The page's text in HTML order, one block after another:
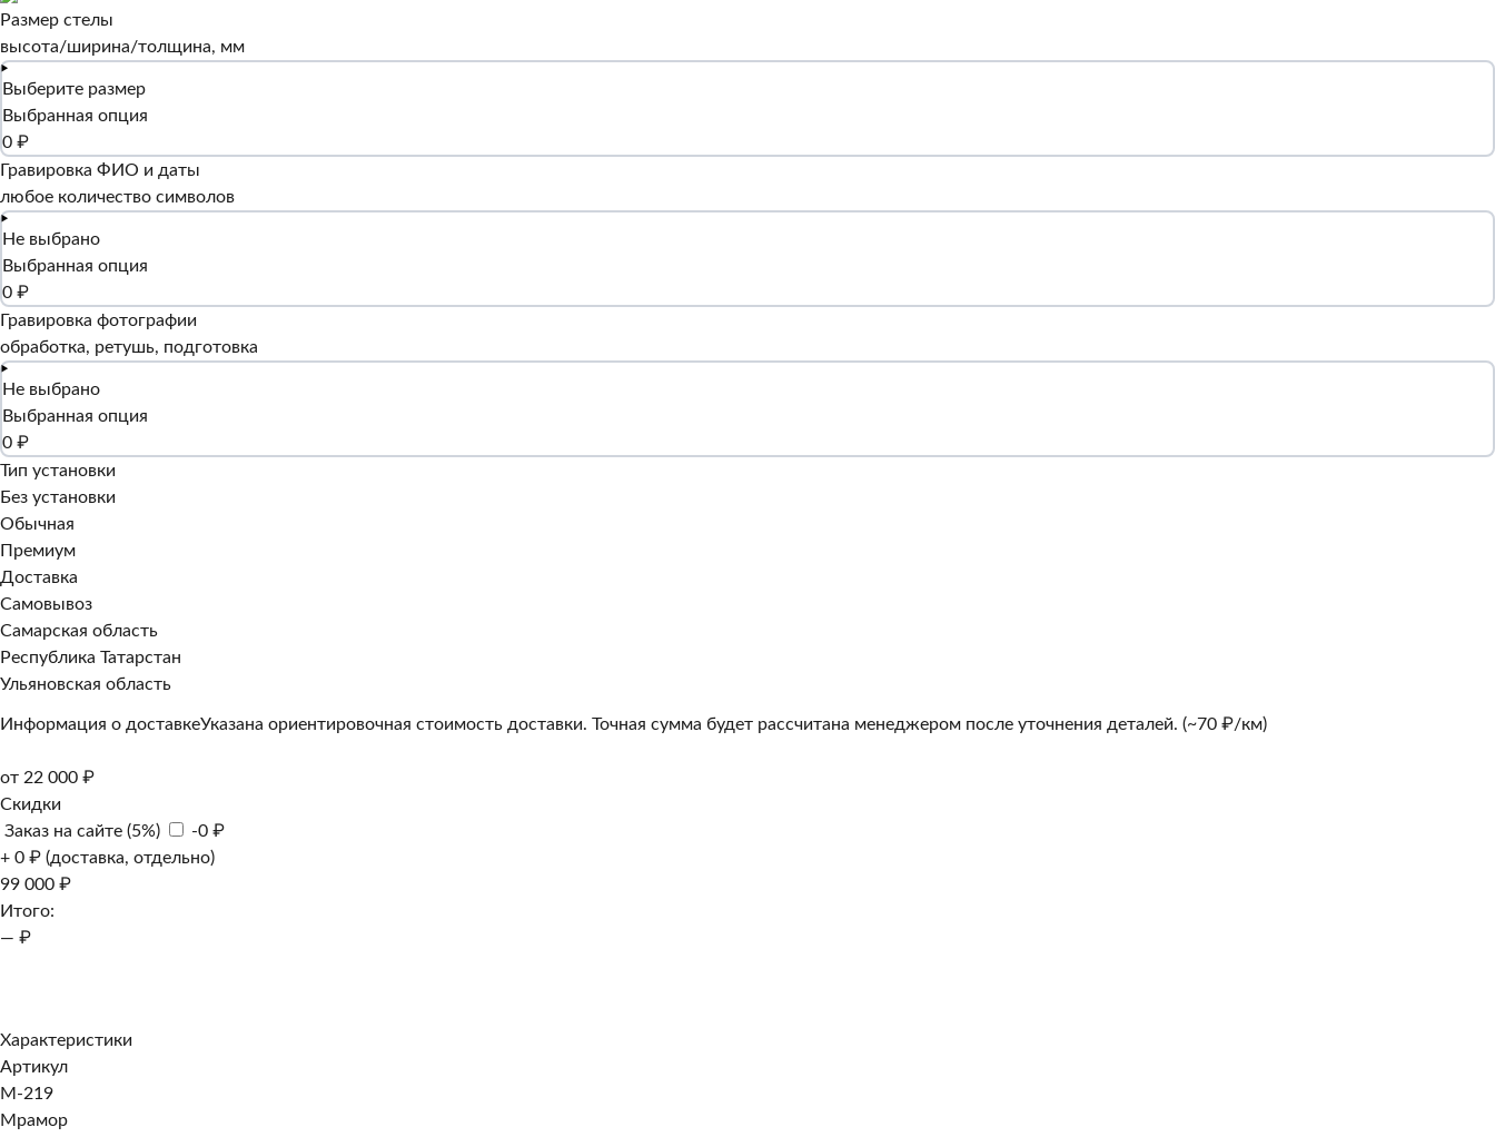
Размер стелы
высота/ширина/толщина, мм
Выберите размер
Выбранная опция
0 ₽
Гравировка ФИО и даты
любое количество символов
Не выбрано
Выбранная опция
0 ₽
Гравировка фотографии
обработка, ретушь, подготовка
Не выбрано
Выбранная опция
0 ₽
Тип установки
Без установки
Обычная
Премиум
Доставка
Самовывоз
Самарская область
Республика Татарстан
Ульяновская область
Информация о доставкеУказана ориентировочная стоимость доставки. Точная сумма будет рассчитана менеджером после уточнения деталей. (~70 ₽/км)
от 22 000 ₽
Скидки
Заказ на сайте (5%)
-0 ₽
+ 0 ₽ (доставка, отдельно)
99 000 ₽
Итого:
— ₽
Характеристики
Артикул
M-219
Мрамор